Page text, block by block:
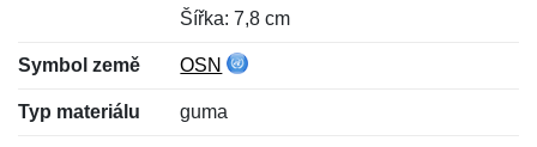
Šířka: 7,8 cm
Symbol země OSN
Typ materiálu guma